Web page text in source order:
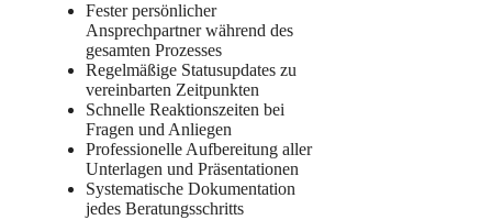
Fester persönlicher
Ansprechpartner während des
gesamten Prozesses
Regelmäßige Statusupdates zu
vereinbarten Zeitpunkten
Schnelle Reaktionszeiten bei
Fragen und Anliegen
Professionelle Aufbereitung aller
Unterlagen und Präsentationen
Systematische Dokumentation
jedes Beratungsschritts